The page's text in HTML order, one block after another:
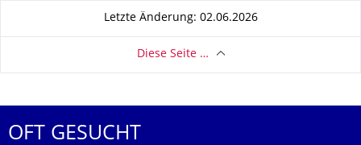
Letzte Änderung: 02.06.2026
Diese Seite …
OFT GESUCHT